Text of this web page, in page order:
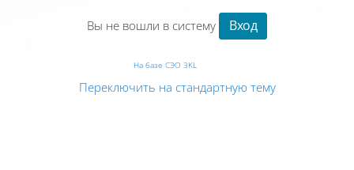
Вы не вошли в систему Вход
На базе СЭО 3KL
Переключить на стандартную тему